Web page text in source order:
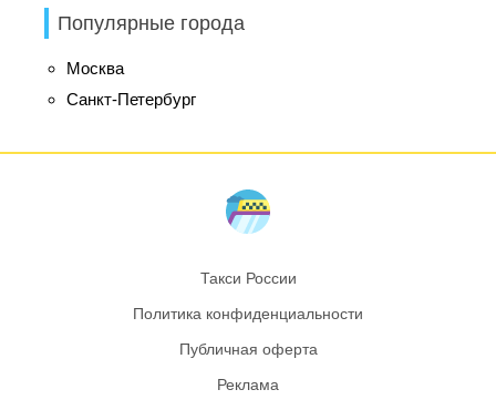
Популярные города
Москва
Санкт-Петербург
Такси России
Политика конфиденциальности
Публичная оферта
Реклама